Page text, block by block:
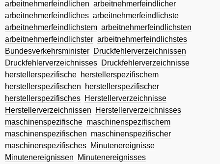
arbeitnehmerfeindlichen arbeitnehmerfeindlicher
arbeitnehmerfeindliches arbeitnehmerfeindlichste
arbeitnehmerfeindlichstem arbeitnehmerfeindlichsten
arbeitnehmerfeindlichster arbeitnehmerfeindlichstes
Bundesverkehrsminister Druckfehlerverzeichnissen
Druckfehlerverzeichnisses Druckfehlerverzeichnisse
herstellerspezifische herstellerspezifischem
herstellerspezifischen
herstellerspezifischer
herstellerspezifisches Herstellerverzeichnisse
Herstellerverzeichnissen
Herstellerverzeichnisses
maschinenspezifische maschinenspezifischem
maschinenspezifischen maschinenspezifischer
maschinenspezifisches Minutenereignisse
Minutenereignissen
Minutenereignisses